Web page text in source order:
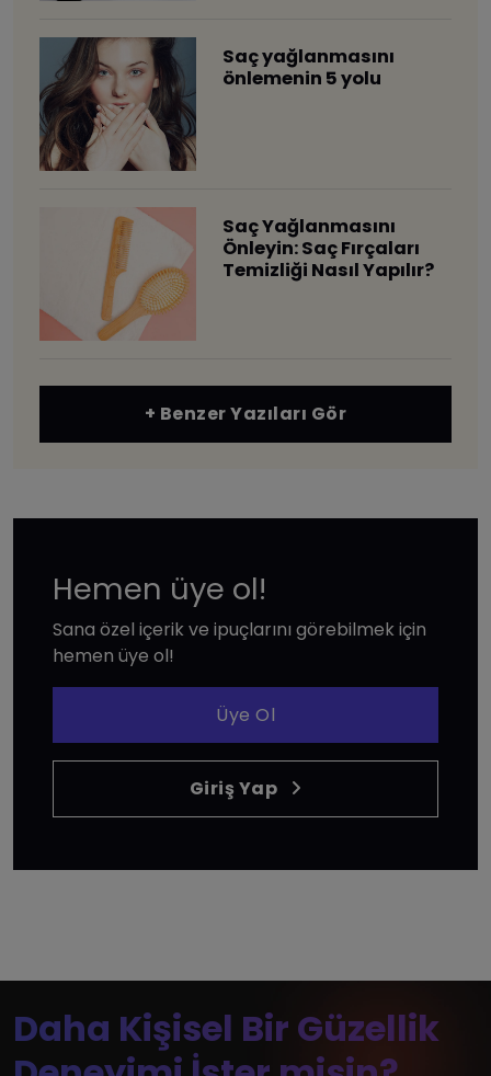
Saç yağlanmasını
önlemenin 5 yolu
Saç Yağlanmasını
Önleyin: Saç Fırçaları
Temizliği Nasıl Yapılır?
+ Benzer Yazıları Gör
Hemen üye ol!
Sana özel içerik ve ipuçlarını görebilmek için
hemen üye ol!
Üye Ol
Giriş Yap
Daha Kişisel Bir Güzellik